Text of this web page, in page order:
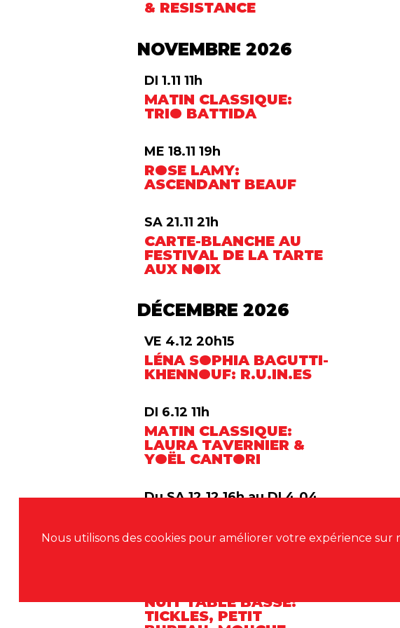
& RESISTANCE
NOVEMBRE 2026
DI 1.11 11h
MATIN CLASSIQUE:
TRIO BATTIDA
ME 18.11 19h
ROSE LAMY:
ASCENDANT BEAUF
SA 21.11 21h
CARTE-BLANCHE AU
FESTIVAL DE LA TARTE
AUX NOIX
DÉCEMBRE 2026
VE 4.12 20h15
LÉNA SOPHIA BAGUTTI-
KHENNOUF: R.U.IN.ES
DI 6.12 11h
MATIN CLASSIQUE:
LAURA TAVERNIER &
YOËL CANTORI
Du SA 12.12 16h au DI 4.04
EXPOSITION: ART
INCOGNITO
NUIT TABLE BASSE:
TICKLES, PETIT
Nous utilisons des cookies pour améliorer votre expérience